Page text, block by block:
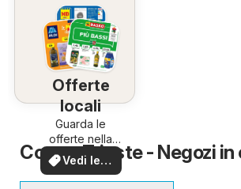
Offerte
locali
Guarda le
offerte nella
tua zona!
Vedi le
offerte
Comet Trieste - Negozi